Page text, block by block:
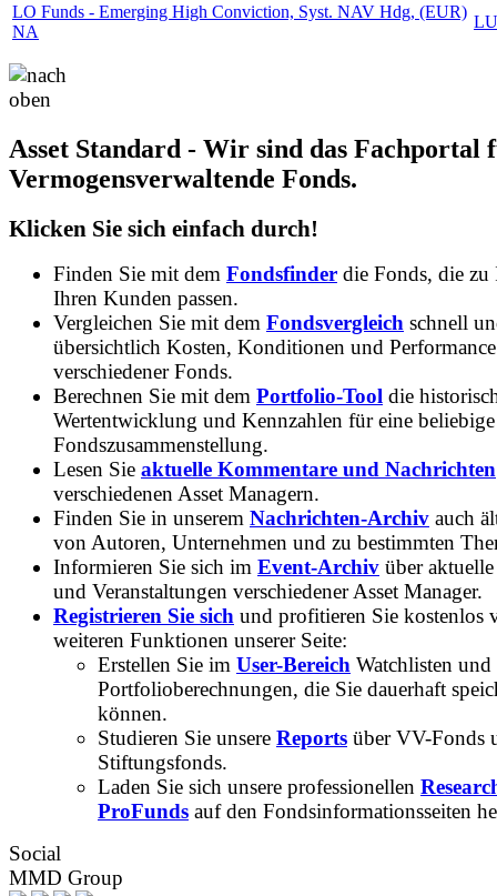
LO Funds - Emerging High Conviction, Syst. NAV Hdg, (EUR)
NA
Asset Standard - Wir sind das Fachportal
Vermogensverwaltende Fonds.
Klicken Sie sich einfach durch!
Finden Sie mit dem Fondsfinder die Fonds, die zu
Ihren Kunden passen.
Vergleichen Sie mit dem Fondsvergleich schnell
übersichtlich Kosten, Konditionen und Performance
verschiedener Fonds.
Berechnen Sie mit dem Portfolio-Tool die
Wertentwicklung und Kennzahlen für eine beliebige
Fondszusammenstellung.
Lesen Sie aktuelle Kommentare und Nachrichten
verschiedenen Asset Managern.
Finden Sie in unserem Nachrichten-Archiv auch
von Autoren, Unternehmen und zu bestimmten
Informieren Sie sich im Event-Archiv über
und Veranstaltungen verschiedener Asset Manager.
Registrieren Sie sich und profitieren Sie kostenlos
weiteren Funktionen unserer Seite:
Erstellen Sie im User-Bereich Watchlisten und
Portfolioberechnungen, die Sie dauerhaft
können.
Studieren Sie unsere Reports über VV-Fonds
Stiftungsfonds.
Laden Sie sich unsere professionellen
ProFunds auf den Fondsinformationsseiten
Social
MMD Group